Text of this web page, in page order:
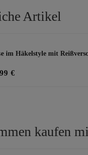
Artikel
im Häkelstyle mit
€
kaufen